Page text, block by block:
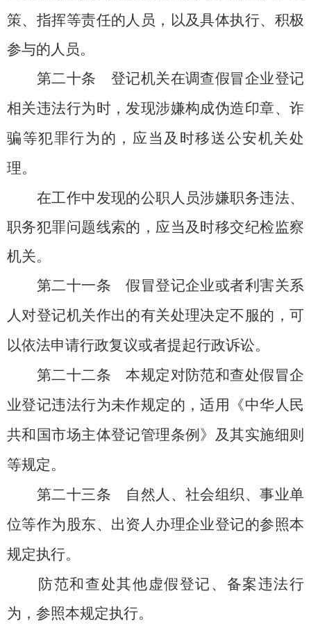
策、指挥等责任的人员，以及具体执行、积极
参与的人员。
第二十条 登记机关在调查假冒企业登记
相关违法行为时，发现涉嫌构成伪造印章、诈
骗等犯罪行为的，应当及时移送公安机关处
理。
在工作中发现的公职人员涉嫌职务违法、
职务犯罪问题线索的，应当及时移交纪检监察
机关。
第二十一条 假冒登记企业或者利害关系
人对登记机关作出的有关处理决定不服的，可
以依法申请行政复议或者提起行政诉讼。
第二十二条 本规定对防范和查处假冒企
业登记违法行为未作规定的，适用《中华人民
共和国市场主体登记管理条例》及其实施细则
等规定。
第二十三条 自然人、社会组织、事业单
位等作为股东、出资人办理企业登记的参照本
规定执行。
防范和查处其他虚假登记、备案违法行
为，参照本规定执行。